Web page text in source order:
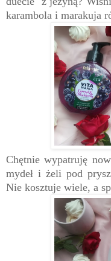
karambola i marakuja
Chętnie wypatruję
mydeł i żeli pod
Nie kosztuje wiele, a